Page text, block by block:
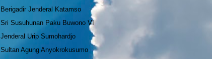
Berigadir Jenderal Katamso
Sri Susuhunan Paku Buwono VI
Jenderal Urip Sumohardjo
Sultan Agung Anyokrokusumo